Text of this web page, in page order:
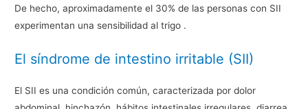
De hecho, aproximadamente el 30% de las personas con SII
experimentan una sensibilidad al trigo .
El síndrome de intestino irritable (SII)
El SII es una condición común, caracterizada por dolor